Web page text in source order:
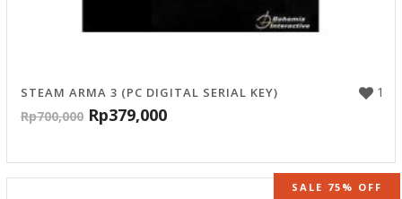
1
STEAM ARMA 3 (PC DIGITAL SERIAL KEY)
Rp700,000 Rp379,000
SALE 75% OFF